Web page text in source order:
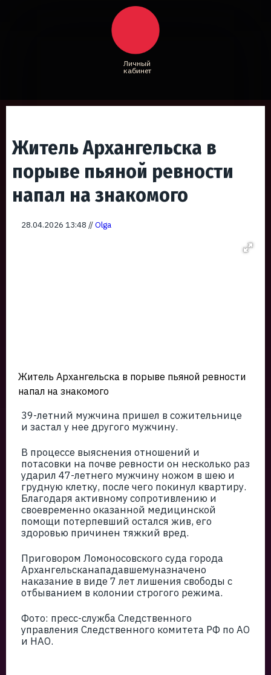
Личный
кабинет
Житель Архангельска в
порыве пьяной ревности
напал на знакомого
28.04.2026 13:48 //Olga
Житель Архангельска в порыве пьяной ревности
напал на знакомого
39-летний мужчина пришел в сожительнице
и застал у нее другого мужчину.
В процессе выяснения отношений и
потасовки на почве ревности он несколько раз
ударил 47-летнего мужчину ножом в шею и
грудную клетку, после чего покинул квартиру.
Благодаря активному сопротивлению и
своевременно оказанной медицинской
помощи потерпевший остался жив, его
здоровью причинен тяжкий вред.
Приговором Ломоносовского суда города
Архангельсканападавшемуназначено
наказание в виде 7 лет лишения свободы с
отбыванием в колонии строгого режима.
Фото: пресс-служба Следственного
управления Следственного комитета РФ по АО
и НАО.